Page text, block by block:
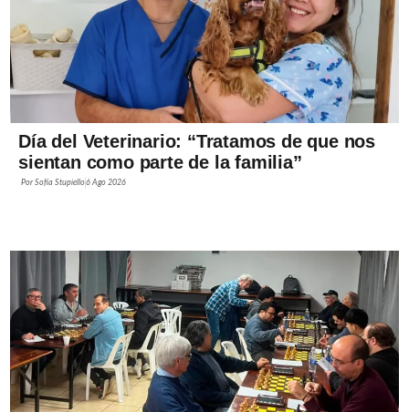
Día del Veterinario: “Tratamos de que nos
sientan como parte de la familia”
PorSofía Stupiello6 Ago 2026